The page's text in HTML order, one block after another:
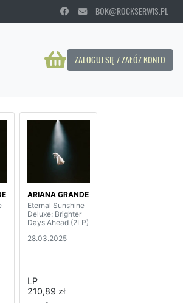
BOK@ROCKSERWIS.PL
ZALOGUJ SIĘ / ZAŁÓŻ KONTO
ARIANA GRANDE
Eternal Sunshine
Deluxe: Brighter
Days Ahead (2LP)
28.03.2025
LP
210,89 zł